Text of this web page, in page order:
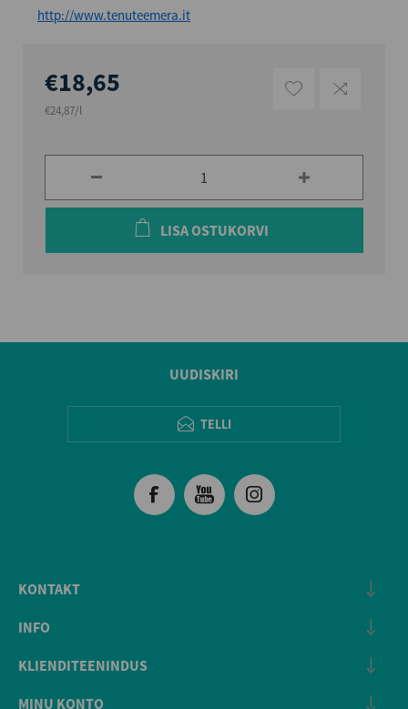
http://www.tenuteemera.it
€18,65
€24,87/l
LISA OSTUKORVI
UUDISKIRI
TELLI
KONTAKT
INFO
KLIENDITEENINDUS
MINU KONTO